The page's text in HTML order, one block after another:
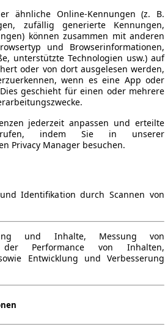
ähnliche Online-Kennungen (z. B.
zufällig generierte Kennungen,
können zusammen mit anderen
und Browserinformationen,
unterstützte Technologien usw.) auf
oder von dort ausgelesen werden,
wenn es eine App oder
geschieht für einen oder mehrere
jederzeit anpassen und erteilte
indem Sie in unserer
Privacy Manager besuchen.
Identifikation durch Scannen von
und Inhalte, Messung von
Performance von Inhalten,
Entwicklung und Verbesserung